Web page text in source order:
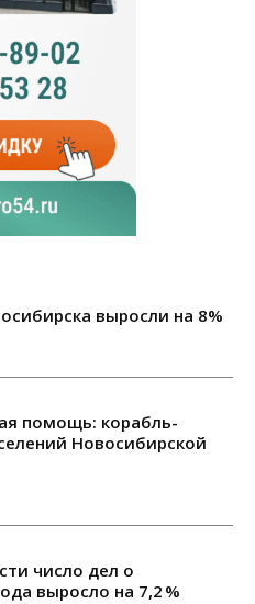
выросли на 8%
помощь: корабль-
Новосибирской
число дел о
выросло на 7,2 %